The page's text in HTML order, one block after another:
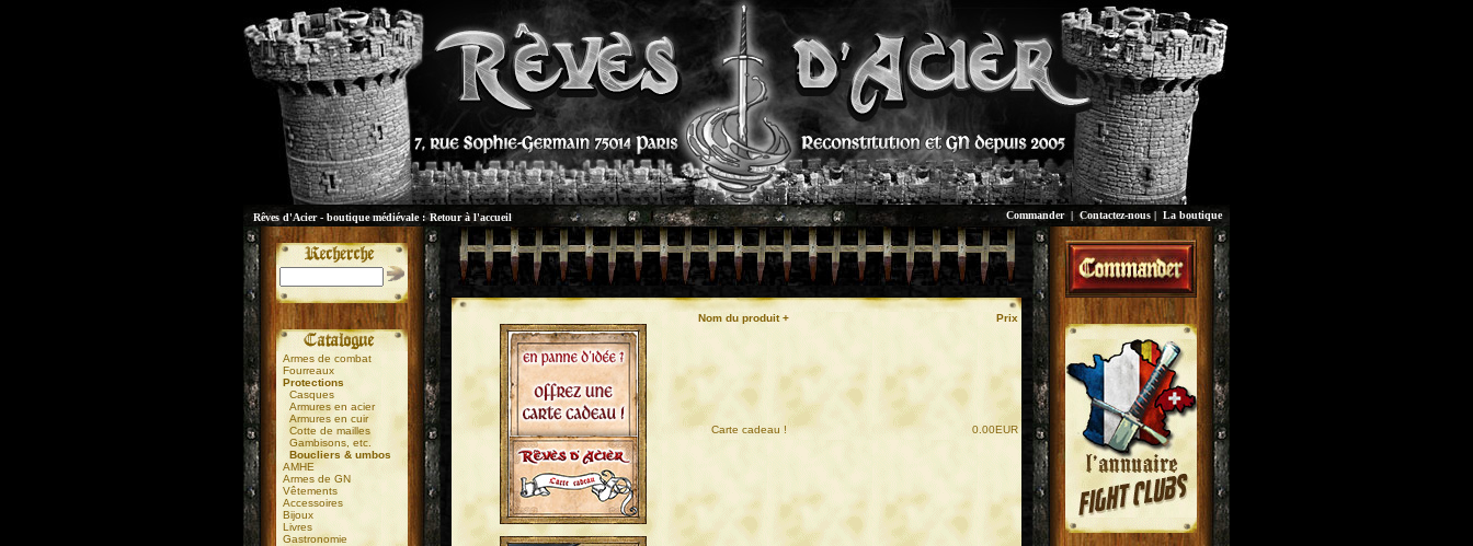
Rêves d'Acier - boutique médiévale : Retour à l'accueil Commander|Contactez-nous | La boutique
Armes de combat
Fourreaux
Protections
Casques
Armures en acier
Armures en cuir
Cotte de mailles
Gambisons, etc.
Boucliers & umbos
AMHE
Armes de GN
Vêtements
Accessoires
Bijoux
Livres
Gastronomie
Nom du produit + Prix
Carte cadeau ! 0.00EUR